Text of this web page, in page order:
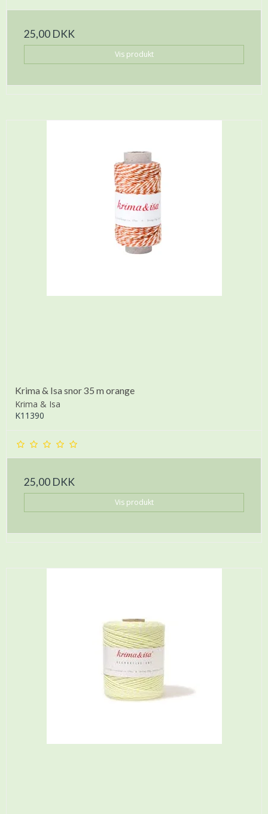
25,00 DKK
Vis produkt
Krima & Isa snor 35 m orange
Krima & Isa
K11390
25,00 DKK
Vis produkt